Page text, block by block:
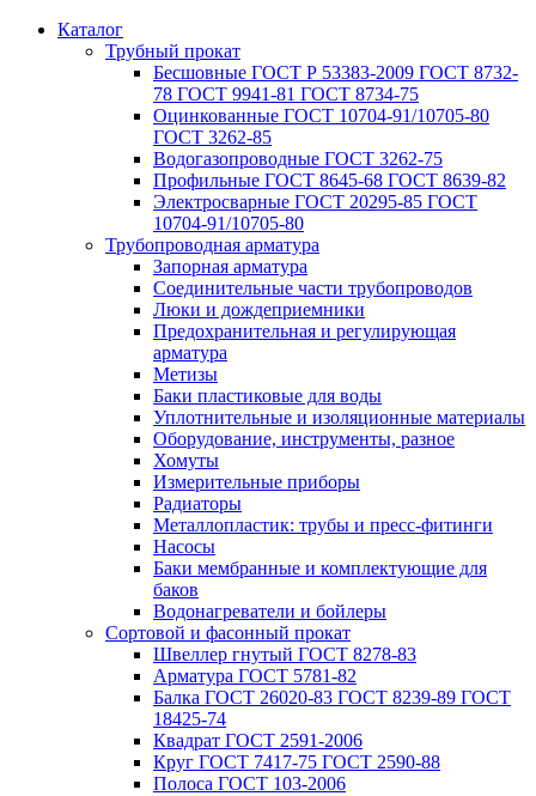
Каталог
Трубный прокат
Беcшовные ГОСТ Р 53383-2009 ГОСТ 8732-
78 ГОСТ 9941-81 ГОСТ 8734-75
Оцинкованные ГОСТ 10704-91/10705-80
ГОСТ 3262-85
Водогазопроводные ГОСТ 3262-75
Профильные ГОСТ 8645-68 ГОСТ 8639-82
Электросварные ГОСТ 20295-85 ГОСТ
10704-91/10705-80
Трубопроводная арматура
Запорная арматура
Соединительные части трубопроводов
Люки и дождеприемники
Предохранительная и регулирующая
арматура
Метизы
Баки пластиковые для воды
Уплотнительные и изоляционные материалы
Оборудование, инструменты, разное
Хомуты
Измерительные приборы
Радиаторы
Металлопластик: трубы и пресс-фитинги
Насосы
Баки мембранные и комплектующие для
баков
Водонагреватели и бойлеры
Сортовой и фасонный прокат
Швеллер гнутый ГОСТ 8278-83
Арматура ГОСТ 5781-82
Балка ГОСТ 26020-83 ГОСТ 8239-89 ГОСТ
18425-74
Квадрат ГОСТ 2591-2006
Круг ГОСТ 7417-75 ГОСТ 2590-88
Полоса ГОСТ 103-2006